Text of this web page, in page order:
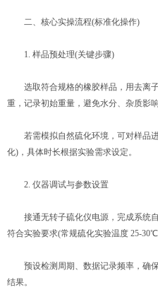
二、核心实操流程(标准化操作)
1. 样品预处理(关键步骤)
选取符合规格的橡胶样品，用去离子
重，记录初始重量，避免水分、杂质影
若需模拟自然硫化环境，可对样品
化)，具体时长根据实验需求设定。
2. 仪器调试与参数设置
接通无转子硫化仪电源，完成系统自
符合实验要求(常规硫化实验温度 25-
预设检测周期、数据记录频率，确保
结果。